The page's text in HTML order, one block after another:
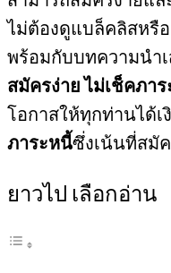
ไม่ต้องดูแบล็คลิสหรื
พร้อมกับบทความนำ
สมัครง่าย ไม่เช็คภา
โอกาสให้ทุกท่านได้
ภาระหนี้ซึ่งเน้นที่สมั
ยาวไป เลือกอ่าน